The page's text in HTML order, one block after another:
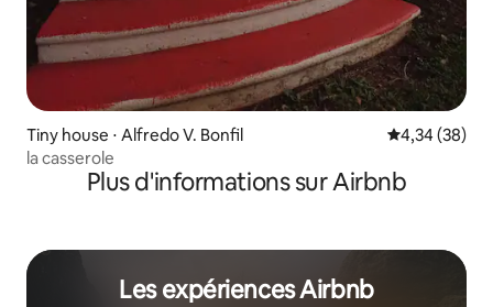
Tiny house ⋅ Alfredo V. Bonfil Évaluation
4,34 (38)
la casserole
Plus d'informations sur Airbnb
Les expériences Airbnb